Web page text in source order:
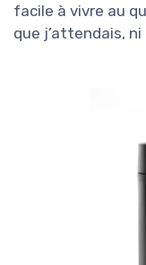
facile à vivre au
que j’attendais, ni